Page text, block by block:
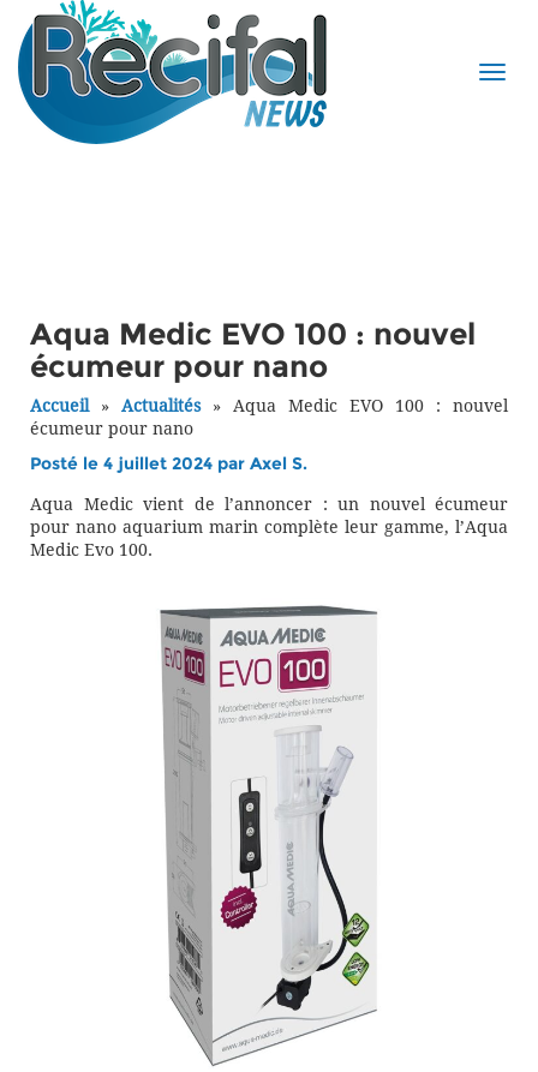
Aqua Medic EVO 100 : nouvel
écumeur pour nano
Accueil» Actualités» Aqua Medic EVO 100 : nouvel
écumeur pour nano
Posté le 4 juillet 2024 par Axel S.
Aqua Medic vient de l’annoncer : un nouvel écumeur
pour nano aquarium marin complète leur gamme, l’Aqua
Medic Evo 100.